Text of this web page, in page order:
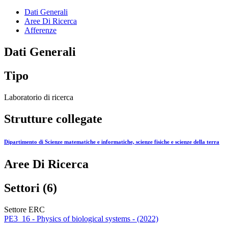
Dati Generali
Aree Di Ricerca
Afferenze
Dati Generali
Tipo
Laboratorio di ricerca
Strutture collegate
Dipartimento di Scienze matematiche e informatiche, scienze fisiche e scienze della terra
Aree Di Ricerca
Settori (6)
Settore ERC
PE3_16 - Physics of biological systems - (2022)